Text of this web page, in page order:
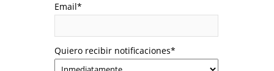
Email*
Quiero recibir notificaciones*